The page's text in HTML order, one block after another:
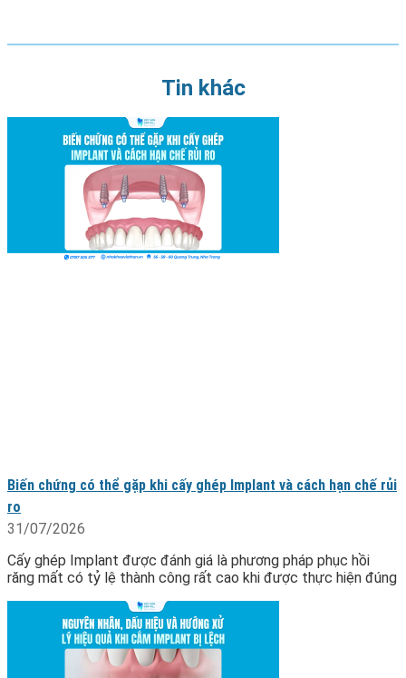
Tin khác
Biến chứng có thể gặp khi cấy ghép Implant và cách hạn chế rủi
ro
31/07/2026
Cấy ghép Implant được đánh giá là phương pháp phục hồi
răng mất có tỷ lệ thành công rất cao khi được thực hiện đúng